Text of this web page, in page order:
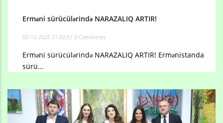
Erməni sürücülərində NARAZALIQ ARTIR!
02-12-2025 21:02:51 0 Comments
Erməni sürücülərində NARAZALIQ ARTIR! Ermənistanda
sürü...